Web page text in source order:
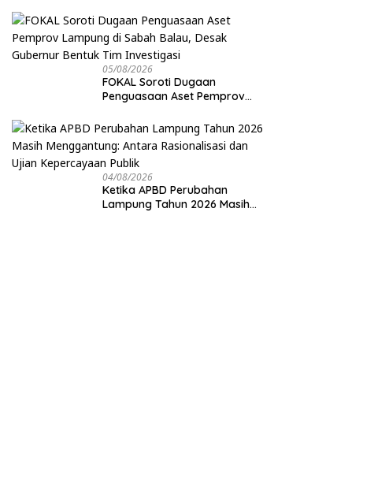
05/08/2026
FOKAL Soroti Dugaan
Penguasaan Aset Pemprov
Desak Gubernur Bentuk Tim
Investigasi
04/08/2026
Ketika APBD Perubahan
Lampung Tahun 2026 Masih